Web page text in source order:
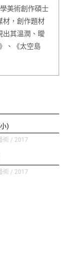
美術創作碩士
材，創作題材
出其溫潤、曖
、《太空島
)
術 / 2017
術 / 2017